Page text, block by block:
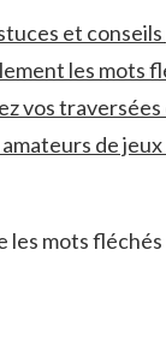
les mots fléchés